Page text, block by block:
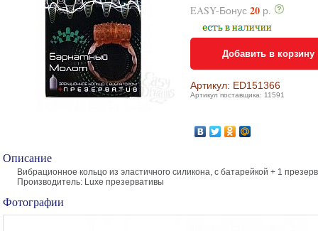
EASY-Бонус 20 р.
Добавить в корзину
Артикул: ED151366
Артикул поставщика: 11591
Описание
Вибрационное кольцо из эластичного силикона, с батарейкой + 1
Производитель: Luxe презервативы
Фотографии